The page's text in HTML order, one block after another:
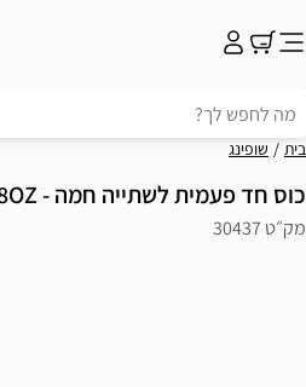
בית שופינג
כוס חד פעמית לשתייה חמה - 8OZ - צבע אדום שחור
מק״ט 30437